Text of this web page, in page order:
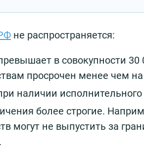
не распространяется:
в совокупности 30
просрочен менее чем
наличии исполнительного
более строгие.
могут не выпустить за